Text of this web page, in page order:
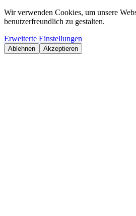
Wir verwenden Cookies, um unsere
benutzerfreundlich zu gestalten.
Erweiterte Einstellungen
Ablehnen Akzeptieren